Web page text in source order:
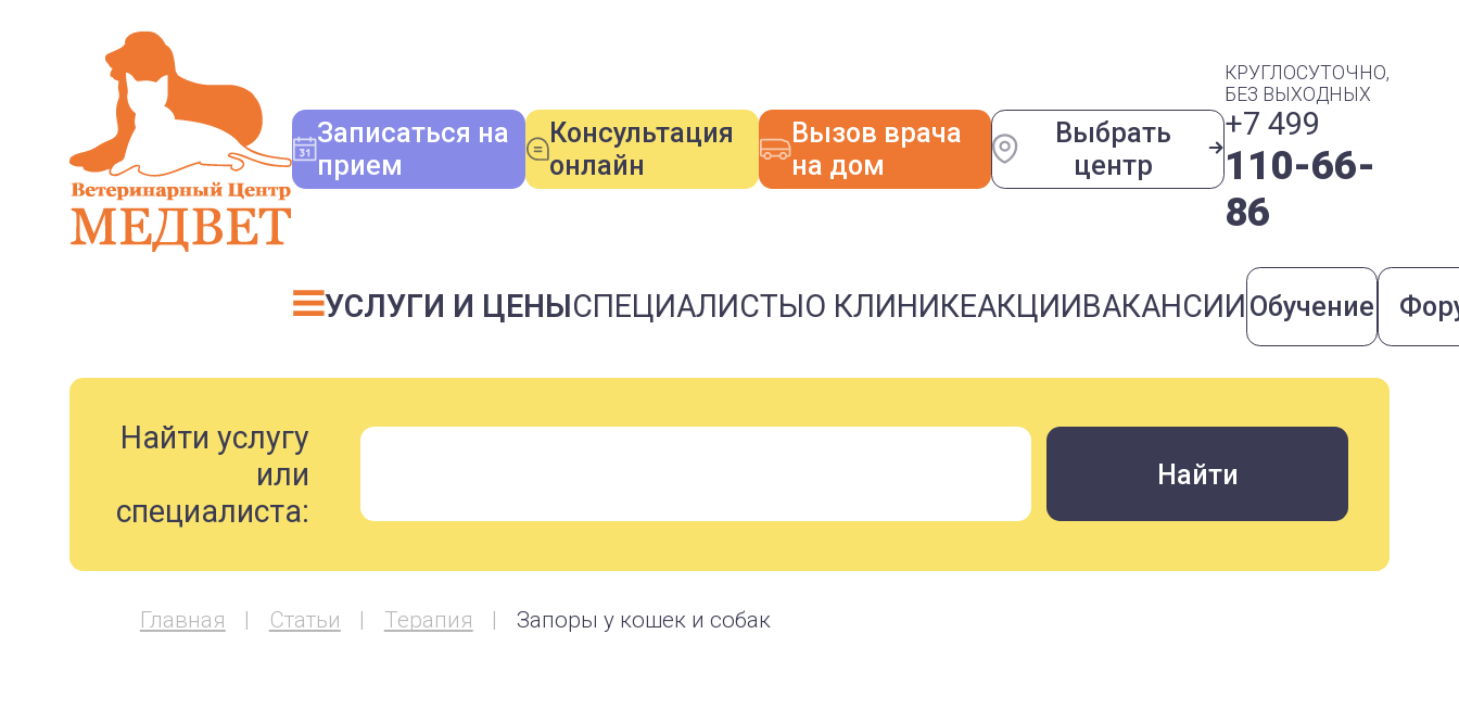
Записаться на
прием
Консультация
онлайн
Вызов врача
на дом
Выбрать
центр
КРУГЛОСУТОЧНО,
БЕЗ ВЫХОДНЫХ
+7 499
110-66-
86
УСЛУГИ И ЦЕНЫСПЕЦИАЛИСТЫО КЛИНИКЕАКЦИИВАКАНСИИ Обучение
Найти услугу
или
специалиста:
Главная Статьи Терапия Запоры у кошек и собак